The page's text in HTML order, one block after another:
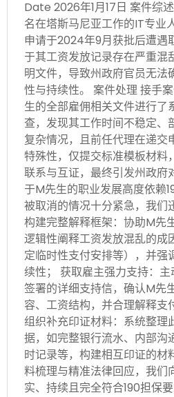
Date 2026年1月17日 案件综
名在塔斯马尼亚工作的IT专业
申请于2024年9月获批后遭遇
于其工资发放记录存在严重混
明文件，导致州政府官员无法
性与持续性。 案件处理 接手
生的全部雇佣相关文件进行了
查，发现其工作时间不稳定、
复杂情况，且前任代理在递交
特殊性，仅提交标准模板材料
联系与互证，最终引发州政府
于M先生的职业发展高度依赖
被取消的情况十分紧急，我们
构建完整解释框架：协助M先
逻辑性阐释工资发放混乱的成
定临时性支付安排等），并强
续性； 获取雇主强力支持：
签署的详细支持信，确认M先
容、工资结构，并合理解释支
组织补充印证材料：系统整理
据，如完整银行流水、内部沟
时记录等，构建相互印证的材
料梳理与精准法律回应，我们
实、持续且完全符合190担保